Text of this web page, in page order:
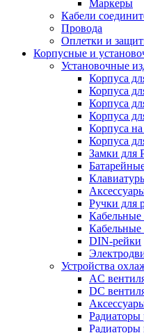
Маркеры
Кабели
Провода
Оплетки и
Корпусные и
Установочные
Корпуса
Корпуса
Корпуса
Корпуса
Корпуса
Корпуса
Замки для
Ручки для
Кабельные
Кабельные
DIN-рейки
Устройства
AC
DC
Радиаторы
Радиаторы